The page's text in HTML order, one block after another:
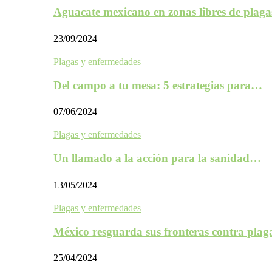
Aguacate mexicano en zonas libres de
23/09/2024
Plagas y enfermedades
Del campo a tu mesa: 5 estrategias para…
07/06/2024
Plagas y enfermedades
Un llamado a la acción para la sanidad…
13/05/2024
Plagas y enfermedades
México resguarda sus fronteras contra
25/04/2024